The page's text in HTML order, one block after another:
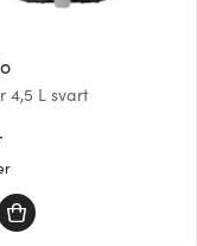
4,5 L svart